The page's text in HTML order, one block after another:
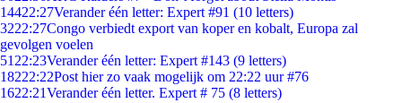
14422:27Verander één letter: Expert #91 (10 letters)
3222:27Congo verbiedt export van koper en kobalt, Europa zal
gevolgen voelen
51 22:23Verander één letter: Expert #143 (9 letters)
18222:22Post hier zo vaak mogelijk om 22:22 uur #76
1622:21Verander één letter. Expert # 75 (8 letters)